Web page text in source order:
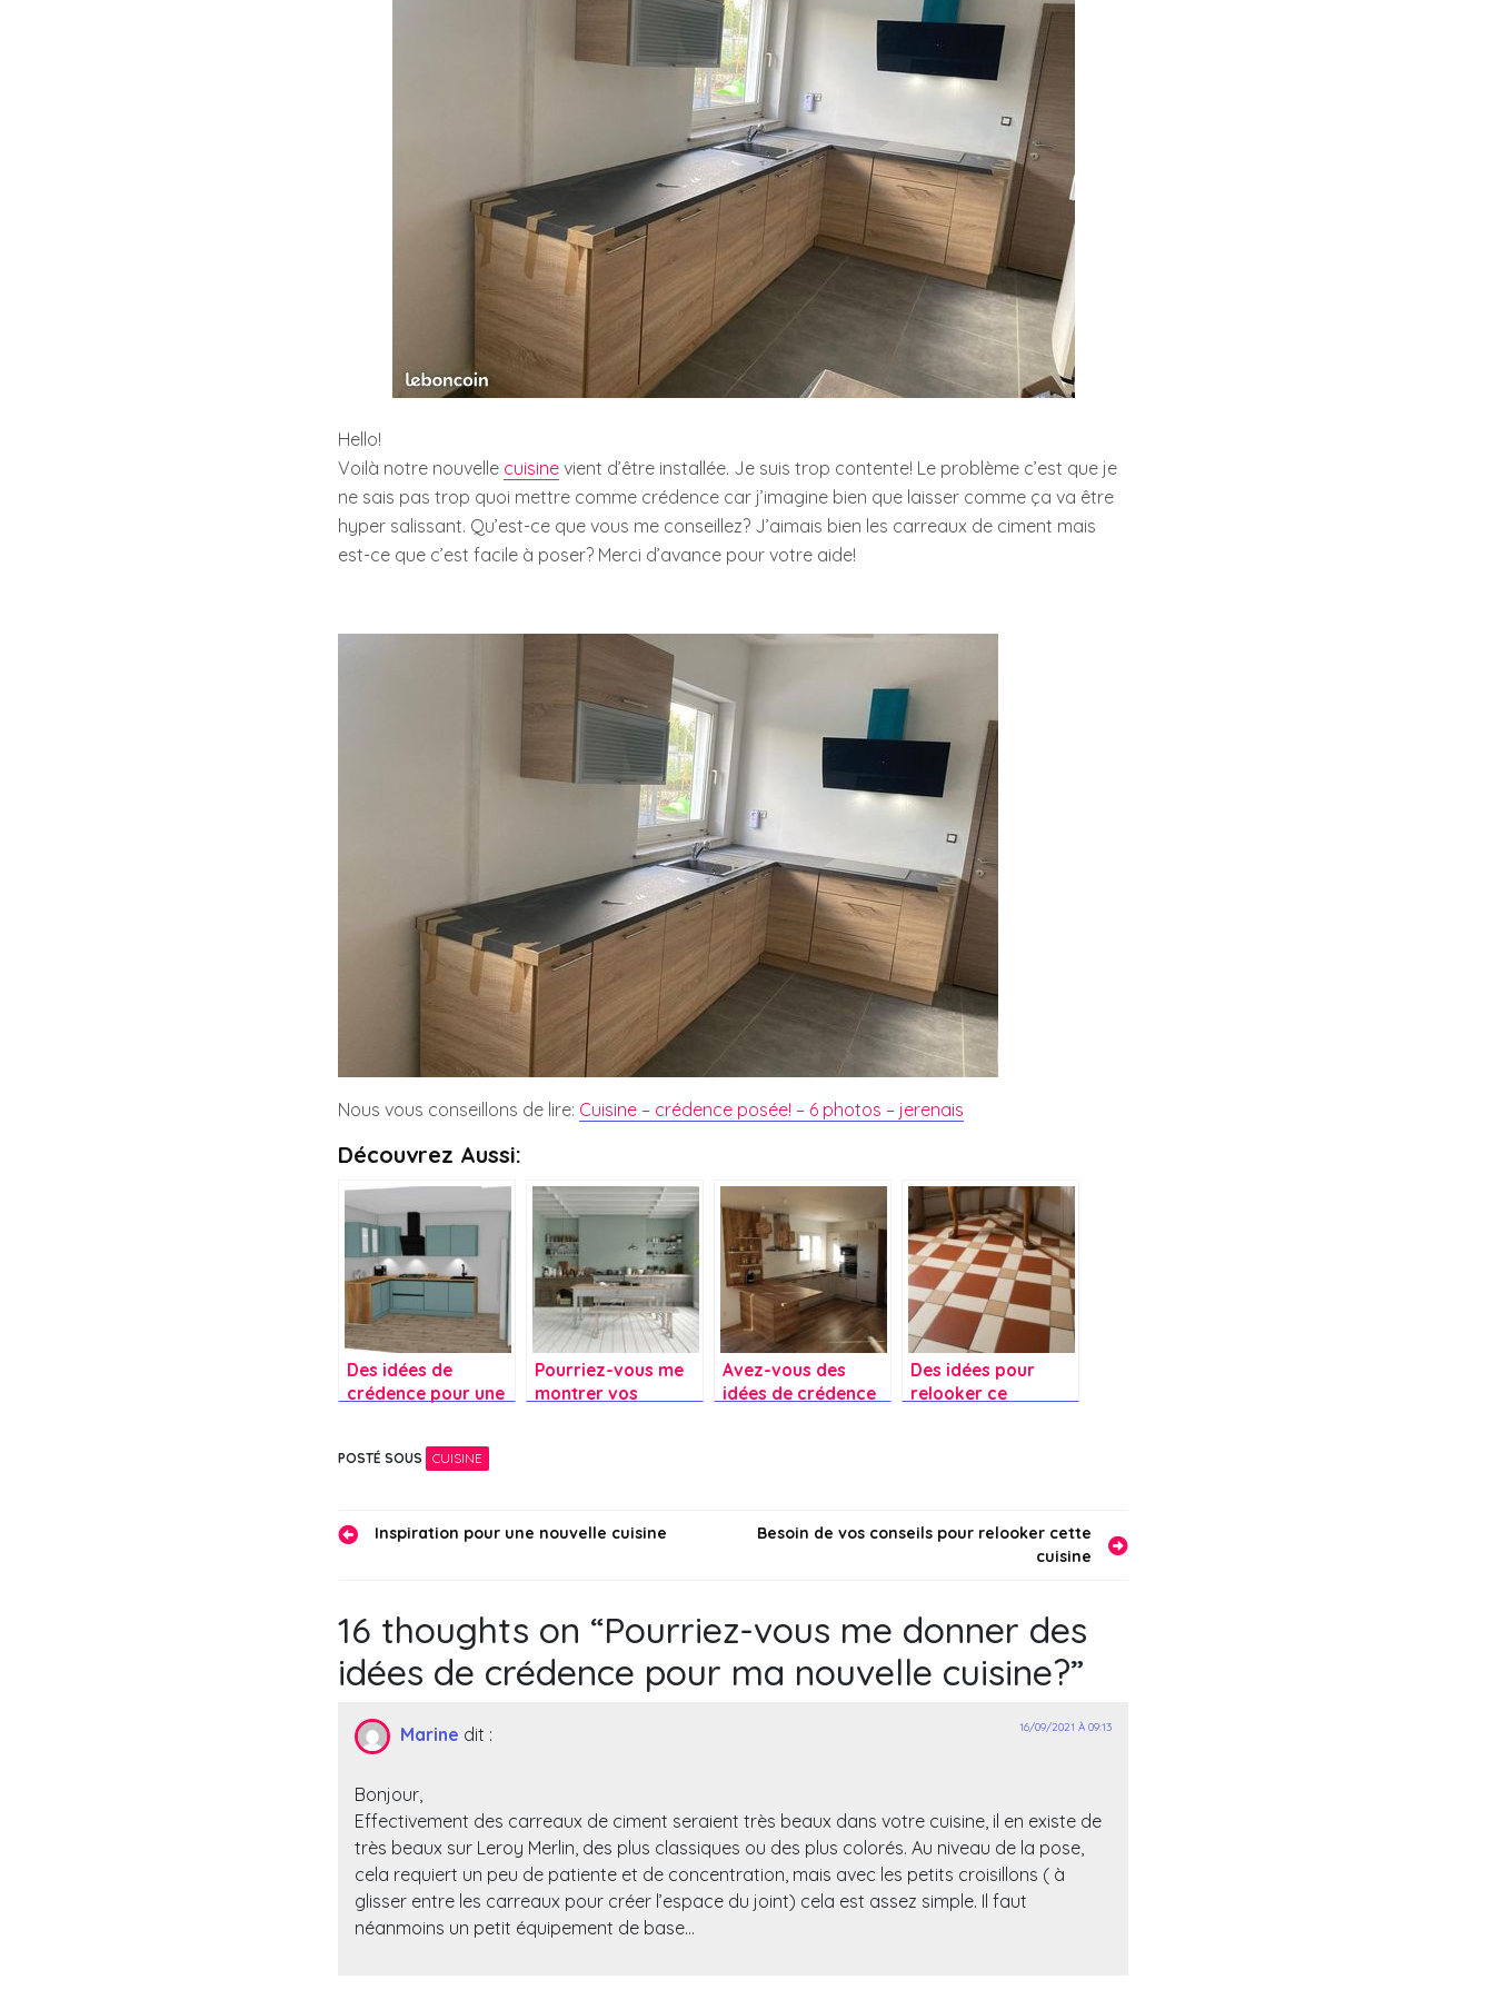
Hello!
Voilà notre nouvelle cuisine vient d’être installée. Je suis trop contente! Le problème c’est que je
ne sais pas trop quoi mettre comme crédence car j’imagine bien que laisser comme ça va être
hyper salissant. Qu’est-ce que vous me conseillez? J’aimais bien les carreaux de ciment mais
est-ce que c’est facile à poser? Merci d’avance pour votre aide!
Nous vous conseillons de lire: Cuisine – crédence posée! – 6 photos – jerenais
Découvrez Aussi:
Des idées de
crédence pour une
gaz ?
Pourriez-vous me
montrer vos
Avez-vous des
idées de crédence
Des idées pour
relooker ce
POSTÉ SOUS CUISINE
Navigation
l’article
Inspiration pour une nouvelle cuisine
Besoin de vos conseils pour relooker cette
cuisine
16 thoughts on “Pourriez-vous me donner des
idées de crédence pour ma nouvelle cuisine?”
Marine dit : 16/09/2021 À 09:13
Bonjour,
Effectivement des carreaux de ciment seraient très beaux dans votre cuisine, il en existe de
très beaux sur Leroy Merlin, des plus classiques ou des plus colorés. Au niveau de la pose,
cela requiert un peu de patiente et de concentration, mais avec les petits croisillons ( à
glisser entre les carreaux pour créer l’espace du joint) cela est assez simple. Il faut
néanmoins un petit équipement de base…